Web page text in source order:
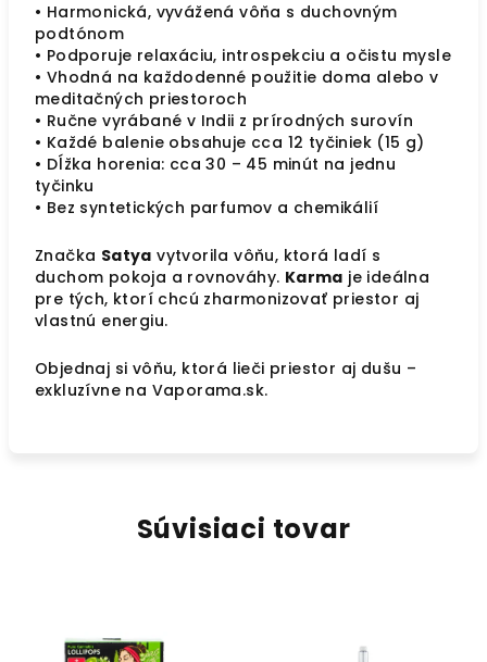
• Harmonická, vyvážená vôňa s duchovným
podtónom
• Podporuje relaxáciu, introspekciu a očistu mysle
• Vhodná na každodenné použitie doma alebo v
meditačných priestoroch
• Ručne vyrábané v Indii z prírodných surovín
• Každé balenie obsahuje cca 12 tyčiniek (15 g)
• Dĺžka horenia: cca 30 – 45 minút na jednu
tyčinku
• Bez syntetických parfumov a chemikálií
Značka Satya vytvorila vôňu, ktorá ladí s
duchom pokoja a rovnováhy. Karma je ideálna
pre tých, ktorí chcú zharmonizovať priestor aj
vlastnú energiu.
Objednaj si vôňu, ktorá lieči priestor aj dušu –
exkluzívne na Vaporama.sk.
Súvisiaci tovar